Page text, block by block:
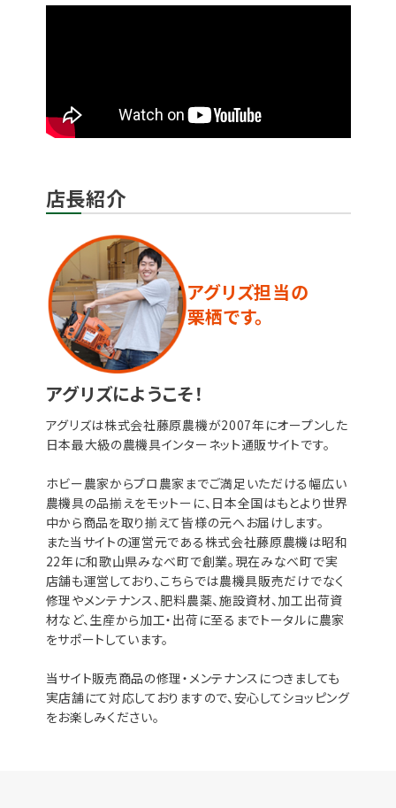
店長紹介
アグリズ担当の
栗栖です。
アグリズにようこそ！
アグリズは株式会社藤原農機が2007年にオープンした
日本最大級の農機具インターネット通販サイトです。
ホビー農家からプロ農家までご満足いただける幅広い
農機具の品揃えをモットーに、日本全国はもとより世界
中から商品を取り揃えて皆様の元へお届けします。
また当サイトの運営元である株式会社藤原農機は昭和
22年に和歌山県みなべ町で創業。現在みなべ町で実
店舗も運営しており、こちらでは農機具販売だけでなく
修理やメンテナンス、肥料農薬、施設資材、加工出荷資
材など、生産から加工・出荷に至るまでトータルに農家
をサポートしています。
当サイト販売商品の修理・メンテナンスにつきましても
実店舗にて対応しておりますので、安心してショッピング
をお楽しみください。